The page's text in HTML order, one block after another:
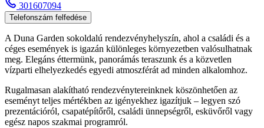
301607094
Telefonszám felfedése
A Duna Garden sokoldalú rendezvényhelyszín, ahol a családi és a
céges események is igazán különleges környezetben valósulhatnak
meg. Elegáns éttermünk, panorámás teraszunk és a közvetlen
vízparti elhelyezkedés egyedi atmoszférát ad minden alkalomhoz.
Rugalmasan alakítható rendezvénytereinknek köszönhetően az
eseményt teljes mértékben az igényekhez igazítjuk – legyen szó
prezentációról, csapatépítőről, családi ünnepségről, esküvőről vagy
egész napos szakmai programról.